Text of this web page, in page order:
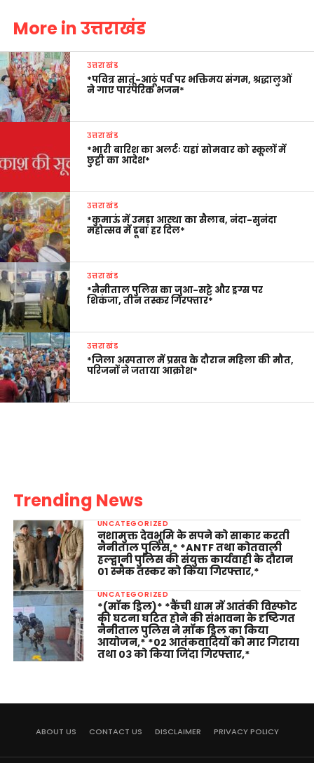
More in उत्तराखंड
उत्तराखंड
*पवित्र सातूं-आठूं पर्व पर भक्तिमय संगम, श्रद्धालुओं
ने गाए पारंपरिक भजन*
उत्तराखंड
*भारी बारिश का अलर्टः यहां सोमवार को स्कूलों में
छुट्टी का आदेश*
उत्तराखंड
*कुमाऊं में उमड़ा आस्था का सैलाब, नंदा-सुनंदा
महोत्सव में डूबा हर दिल*
उत्तराखंड
*नैनीताल पुलिस का जुआ-सट्टे और ड्रग्स पर
शिकंजा, तीन तस्कर गिरफ्तार*
उत्तराखंड
*जिला अस्पताल में प्रसव के दौरान महिला की मौत,
परिजनों ने जताया आक्रोश*
Trending News
UNCATEGORIZED
नशामुक्त देवभूमि के सपने को साकार करती
नैनीताल पुलिस,* *ANTF तथा कोतवाली
हल्द्वानी पुलिस की संयुक्त कार्यवाही के दौरान
01 स्मैक तस्कर को किया गिरफ्तार,*
UNCATEGORIZED
*(मॉक ड्रिल)* *कैंची धाम में आतंकी विस्फोट
की घटना घटित होने की संभावना के दृष्टिगत
नैनीताल पुलिस ने मॉक ड्रिल का किया
आयोजन,* *02 आतंकवादियों को मार गिराया
तथा 03 को किया जिंदा गिरफ्तार,*
ABOUT US CONTACT US DISCLAIMER PRIVACY POLICY